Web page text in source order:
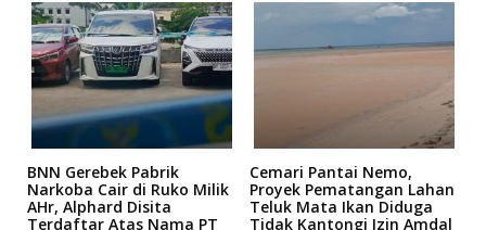
BNN Gerebek Pabrik
Narkoba Cair di Ruko Milik
AHr, Alphard Disita
Terdaftar Atas Nama PT
Cemari Pantai Nemo,
Proyek Pematangan Lahan
Teluk Mata Ikan Diduga
Tidak Kantongi Izin Amdal